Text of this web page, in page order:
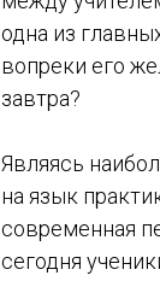
одна из
вопреки его
завтра?
Являясь
на язык
современная
сегодня